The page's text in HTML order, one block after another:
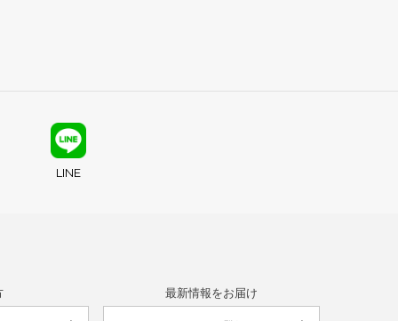
LINE
最新情報をお届け